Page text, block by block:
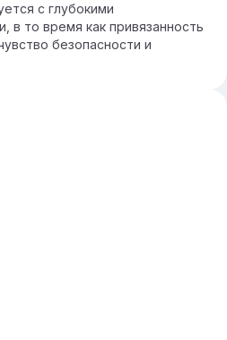
с глубокими
в то время как привязанность
безопасности и